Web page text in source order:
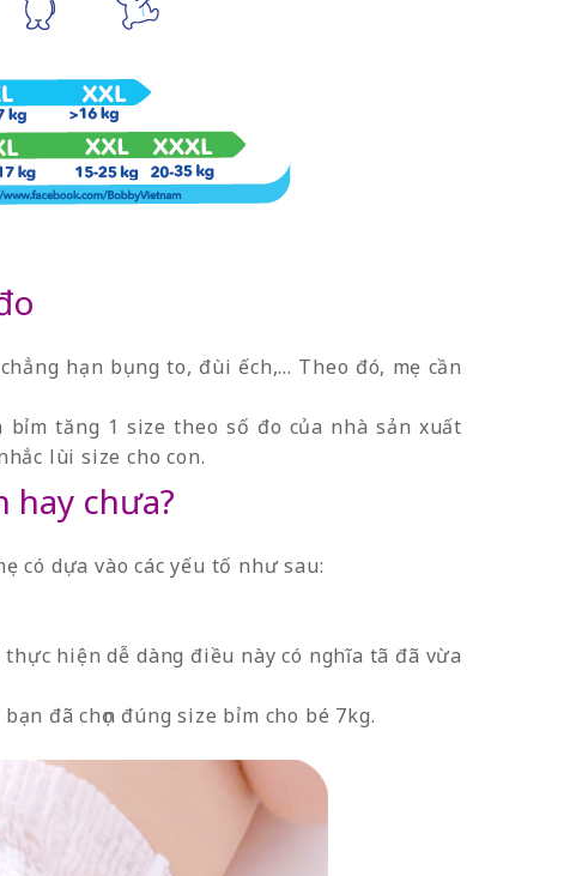
hạn bụng to, đùi ếch,... Theo đó, mẹ cần
bỉm tăng 1 size theo số đo của nhà sản xuất
lùi size cho con.
hay chưa?
có dựa vào các yếu tố như sau:
hiện dễ dàng điều này có nghĩa tã đã vừa
đã chọn đúng size bỉm cho bé 7kg.